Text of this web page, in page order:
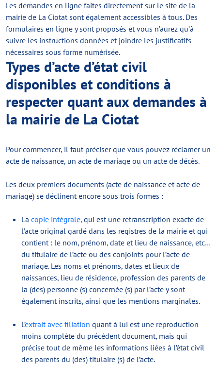
Les demandes en ligne faites directement sur le site de la
mairie de La Ciotat sont également accessibles à tous. Des
formulaires en ligne y sont proposés et vous n’aurez qu’à
suivre les instructions données et joindre les justificatifs
nécessaires sous forme numérisée.
Types d’acte d’état civil
disponibles et conditions à
respecter quant aux demandes à
la mairie de La Ciotat
Pour commencer, il faut préciser que vous pouvez réclamer un
acte de naissance, un acte de mariage ou un acte de décès.
Les deux premiers documents (acte de naissance et acte de
mariage) se déclinent encore sous trois formes :
La copie intégrale, qui est une retranscription exacte de
l’acte original gardé dans les registres de la mairie et qui
contient : le nom, prénom, date et lieu de naissance, etc…
du titulaire de l’acte ou des conjoints pour l’acte de
mariage. Les noms et prénoms, dates et lieux de
naissances, lieu de résidence, profession des parents de
la (des) personne (s) concernée (s) par l’acte y sont
également inscrits, ainsi que les mentions marginales.
L’extrait avec filiation quant à lui est une reproduction
moins complète du précédent document, mais qui
précise tout de même les informations liées à l’état civil
des parents du (des) titulaire (s) de l’acte.